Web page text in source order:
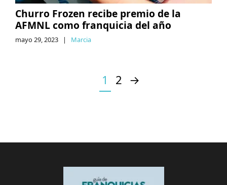
Churro Frozen recibe premio de la
AFMNL como franquicia del año
mayo 29, 2023 | Marcia
1 2 →